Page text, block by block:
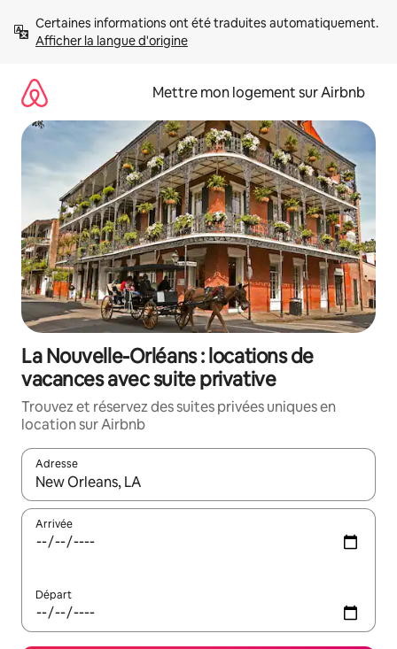
directement
Afficher la langue d'origine
Mettre mon logement sur Airbnb
La Nouvelle-Orléans : locations de
vacances avec suite privative
Trouvez et réservez des suites privées uniques en
location sur Airbnb
Adresse
Lorsque les résultats s'affichent, utilisez les flèches vers le
Arrivée
Départ